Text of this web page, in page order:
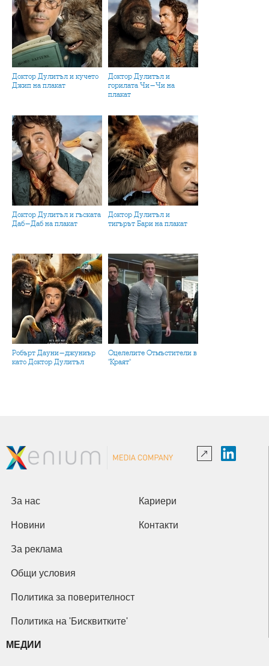
Доктор Дулитъл и кучето
Джип на плакат
Доктор Дулитъл и
горилата Чи-Чи на
плакат
Доктор Дулитъл и гъската
Даб-Даб на плакат
Доктор Дулитъл и
тигърът Бари на плакат
Робърт Дауни-джуниър
като Доктор Дулитъл
Оцелелите Отмъстители в
"Краят"
За нас Кариери
Новини Контакти
За реклама
Общи условия
Политика за поверителност
Политика на 'Бисквитките'
МЕДИИ